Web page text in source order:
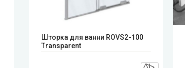
Шторка для ванни ROVS2-100
Transparent